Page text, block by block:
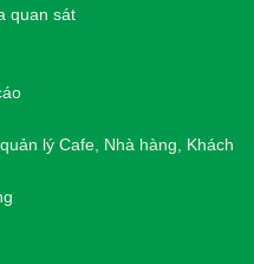
quan sát
lý Cafe, Nhà hàng, Khách